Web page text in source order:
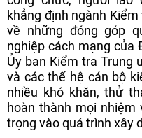
khẳng định ngành
về những đóng góp
nghiệp cách mạng của
Ủy ban Kiểm tra Trung
và các thế hệ cán bộ
nhiều khó khăn, thử
hoàn thành mọi nhiệm
trọng vào quá trình xây